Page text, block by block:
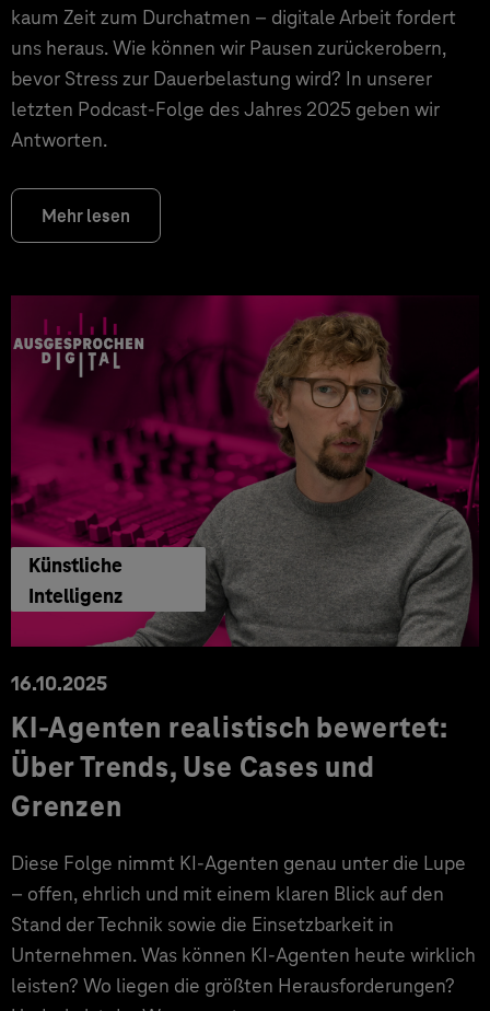
kaum Zeit zum Durchatmen – digitale Arbeit fordert
uns heraus. Wie können wir Pausen zurückerobern,
bevor Stress zur Dauerbelastung wird? In unserer
letzten Podcast-Folge des Jahres 2025 geben wir
Antworten.
Mehr lesen
Künstliche
Intelligenz
16.10.2025
KI-Agenten realistisch bewertet:
Über Trends, Use Cases und
Grenzen
Diese Folge nimmt KI-Agenten genau unter die Lupe
– offen, ehrlich und mit einem klaren Blick auf den
Stand der Technik sowie die Einsetzbarkeit in
Unternehmen. Was können KI-Agenten heute wirklich
leisten? Wo liegen die größten Herausforderungen?